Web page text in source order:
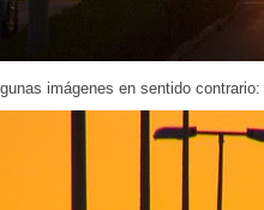
imágenes en sentido contrario: